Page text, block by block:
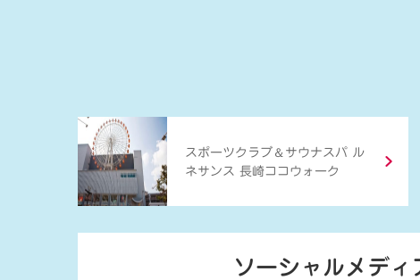
スポーツクラブ ＆ サウナスパ ル
ネサンス 長崎ココウォーク
ソーシャルメディ